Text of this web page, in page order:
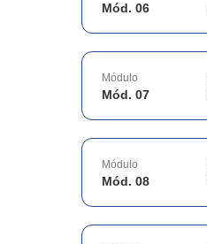
Mód. 06
Módulo
Mód. 07
Módulo
Mód. 08